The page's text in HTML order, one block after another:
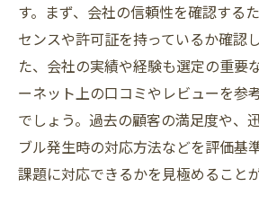
地域資源を活用した住環
長く住み続けたくなる街づ
地域の魅力を引き立てる
不動産入居者管理で知ってお
法的トラブルを避けるため
入居者の権利と義務の理解
す。まず、会社の信頼性を確認する
センスや許可証を持っているか確認
た、会社の実績や経験も選定の重要
ーネット上の口コミやレビューを参
でしょう。過去の顧客の満足度や、
ブル発生時の対応方法などを評価基
課題に対応できるかを見極めること